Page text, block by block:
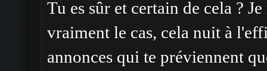
Tu es sûr et certain de cela ?
vraiment le cas, cela nuit à
annonces qui te préviennent